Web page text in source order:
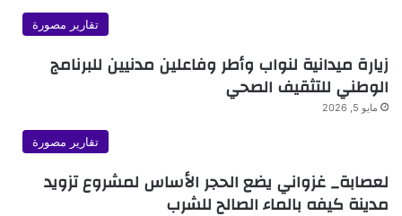
تقارير مصورة
زيارة ميدانية لنواب وأطر وفاعلين مدنيين للبرنامج
الوطني للتثقيف الصحي
مايو 5, 2026
تقارير مصورة
لعصابة_ غزواني يضع الحجر الأساس لمشروع تزويد
مدينة كيفه بالماء الصالح للشرب